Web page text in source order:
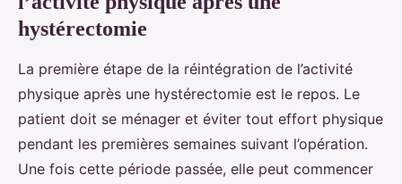
hystérectomie
La première étape de la réintégration de l’activité
physique après une hystérectomie est le repos. Le
patient doit se ménager et éviter tout effort physique
pendant les premières semaines suivant l’opération.
Une fois cette période passée, elle peut commencer